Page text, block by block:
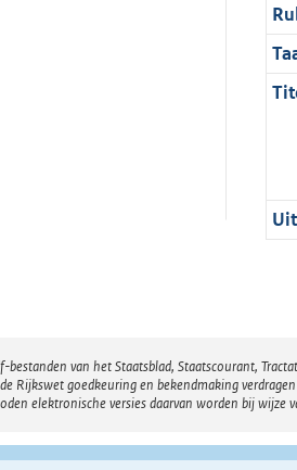
bestanden van het Staatsblad, Staatscourant,
Rijkswet goedkeuring en bekendmaking
elektronische versies daarvan worden bij wijze